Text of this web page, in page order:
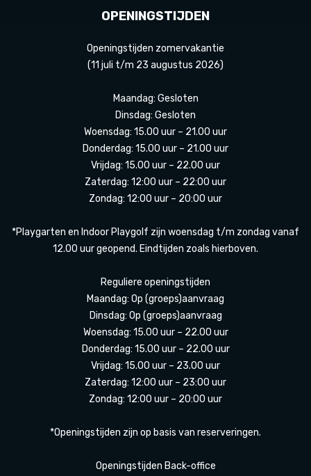
OPENINGSTIJDEN
Openingstijden zomervakantie
(11 juli t/m 23 augustus 2026)
Maandag: Gesloten
Dinsdag: Gesloten
Woensdag: 15.00 uur – 21.00 uur
Donderdag: 15.00 uur – 21.00 uur
Vrijdag: 15.00 uur – 22.00 uur
Zaterdag: 12:00 uur – 22:00 uur
Zondag: 12:00 uur – 20:00 uur
*Playgarten en Indoor Playgolf zijn woensdag t/m zondag vanaf
12.00 uur geopend. Eindtijden zoals hierboven.
Reguliere openingstijden
Maandag: Op (groeps)aanvraag
Dinsdag: Op (groeps)aanvraag
Woensdag: 15.00 uur – 22.00 uur
Donderdag: 15.00 uur – 22.00 uur
Vrijdag: 15.00 uur – 23.00 uur
Zaterdag: 12:00 uur – 23:00 uur
Zondag: 12:00 uur – 20:00 uur
*Openingstijden zijn op basis van reserveringen.
Openingstijden Back-office